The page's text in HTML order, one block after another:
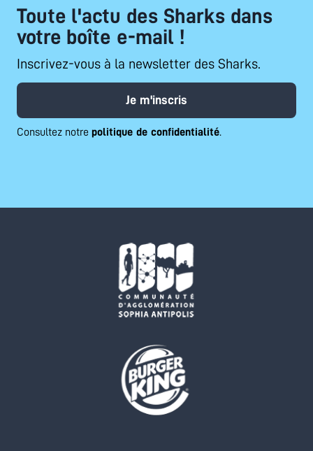
Toute l'actu des Sharks dans
votre boîte e-mail !
Inscrivez-vous à la newsletter des Sharks.
Je m'inscris
Consultez notre politique de confidentialité.